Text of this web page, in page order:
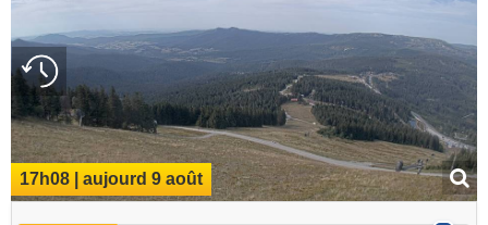
17h08 | aujourd 9 août